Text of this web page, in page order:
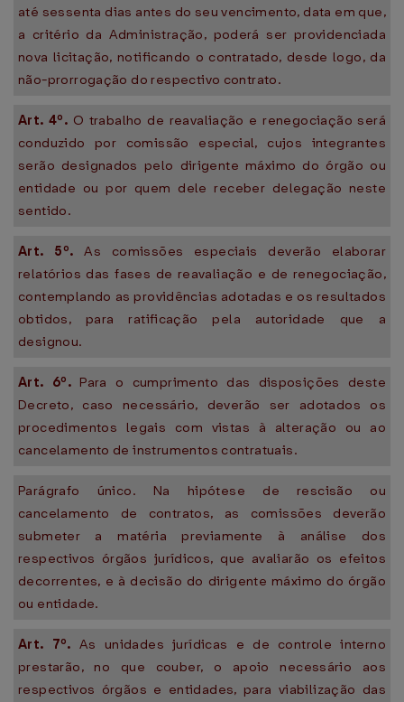
até sessenta dias antes do seu vencimento, data em que,
a critério da Administração, poderá ser providenciada
nova licitação, notificando o contratado, desde logo, da
não-prorrogação do respectivo contrato.
Art. 4º. O trabalho de reavaliação e renegociação será
conduzido por comissão especial, cujos integrantes
serão designados pelo dirigente máximo do órgão ou
entidade ou por quem dele receber delegação neste
sentido.
Art. 5º.As comissões especiais deverão elaborar
relatórios das fases de reavaliação e de renegociação,
contemplando as providências adotadas e os resultados
obtidos, para ratificação pela autoridade que a
designou.
Art. 6º. Para o cumprimento das disposições deste
Decreto, caso necessário, deverão ser adotados os
procedimentos legais com vistas à alteração ou ao
cancelamento de instrumentos contratuais.
Parágrafo único. Na hipótese de rescisão ou
cancelamento de contratos, as comissões deverão
submeter a matéria previamente à análise dos
respectivos órgãos jurídicos, que avaliarão os efeitos
decorrentes, e à decisão do dirigente máximo do órgão
ou entidade.
Art. 7º. As unidades jurídicas e de controle interno
prestarão, no que couber, o apoio necessário aos
respectivos órgãos e entidades, para viabilização das